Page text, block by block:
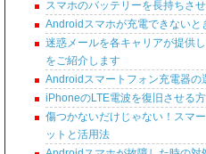
スマホのバッテリーを長持ちさ
Androidスマホが充電できないと
迷惑メールを各キャリアが提供
をご紹介します
Androidスマートフォン充電器の
iPhoneのLTE電波を復旧させる
傷つかないだけじゃない！スマ
ットと活用法